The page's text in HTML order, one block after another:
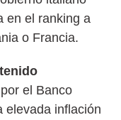
en el ranking a
o Francia.
el Banco
elevada inflación